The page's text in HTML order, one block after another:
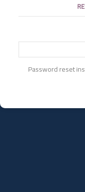
Password reset